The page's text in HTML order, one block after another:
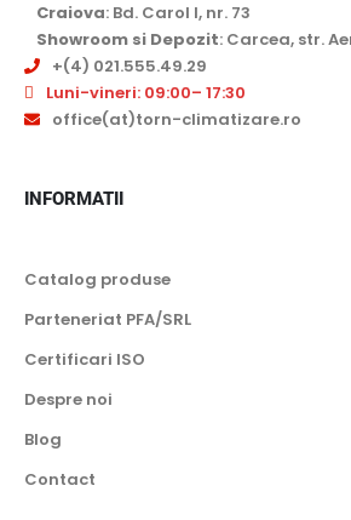
Craiova: Bd. Carol I, nr. 73
Showroom si Depozit: Carcea, str.
+(4) 021.555.49.29
Luni-vineri: 09:00– 17:30
office(at)torn-climatizare.ro
INFORMATII
Catalog produse
Parteneriat PFA/SRL
Certificari ISO
Despre noi
Blog
Contact